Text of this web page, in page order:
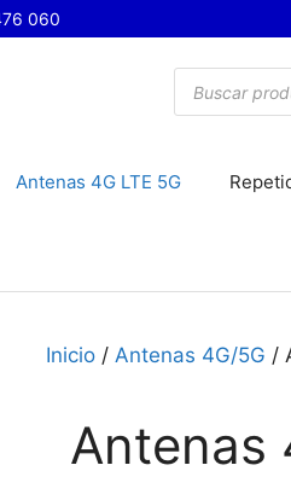
060
Búsqueda
de
productos
Antenas 4G LTE 5G
Inicio / Antenas 4G/5G /
Antenas